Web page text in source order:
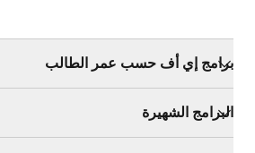
برامج إي أف حسب عمر الطالب
البرامج الشهيرة